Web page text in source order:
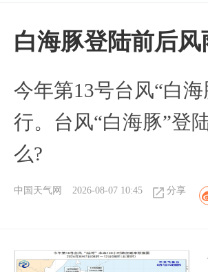
白海豚登陆前后
今年第13号台风“白
行。台风“白海豚”登
么?
中国天气网 2026-08-07 10:45 分享